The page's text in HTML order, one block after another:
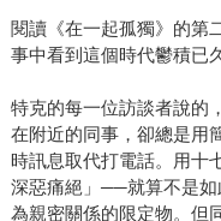
閱讀《在一起孤獨》的第
事中看到這個時代鬱積已
特克的每一位訪談者說的
在附近的同事，卻總是用
時訊息取代打電話。用十
深惡痛絕」──就算不是
為親密關係的限定物。但